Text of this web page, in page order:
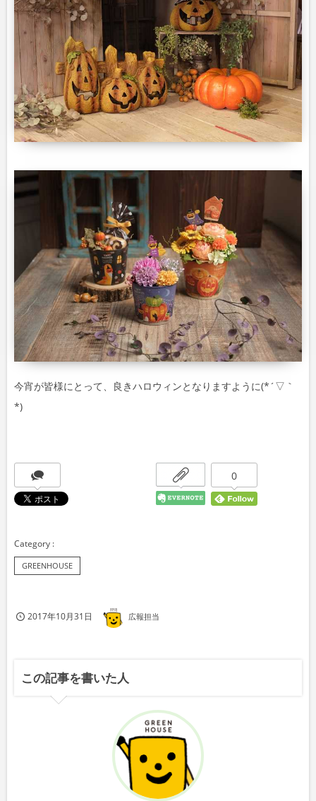
今宵が皆様にとって、良きハロウィンとなりますように(*´▽｀
*)
0
GREENHOUSE
2017年10月31日 広報担当
この記事を書いた人